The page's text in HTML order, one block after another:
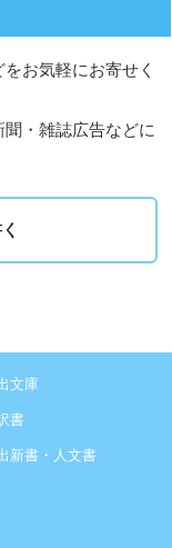
お気軽にお寄せく
・雑誌広告などに
文庫
書
新書・人文書